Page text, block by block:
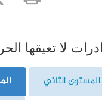
لا تعيقها
المستوى الثاني